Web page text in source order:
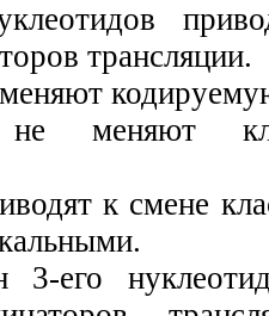
трансляции.
меняют
к смене
его